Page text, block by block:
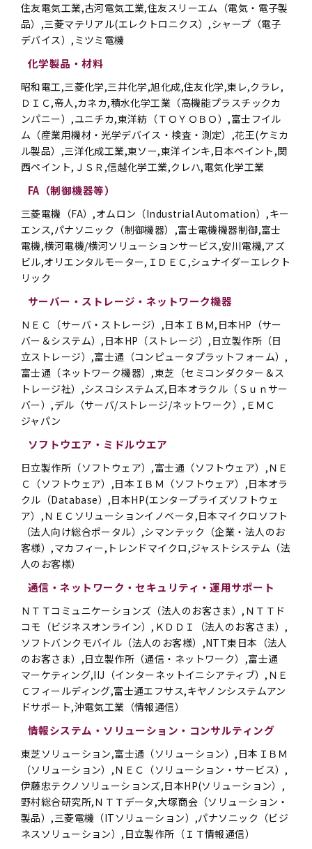
住友電気工業,古河電気工業,住友スリーエム（電気・電子製
品）,三菱マテリアル(エレクトロニクス）,シャープ（電子
デバイス）,ミツミ電機
化学製品・材料
昭和電工,三菱化学,三井化学,旭化成,住友化学,東レ,クラレ,
ＤＩＣ,帝人,カネカ,積水化学工業（高機能プラスチックカ
ンパニー）,ユニチカ,東洋紡（ＴＯＹＯＢＯ）,富士フイル
ム（産業用機材・光学デバイス・検査・測定）,花王(ケミカ
ル製品）,三洋化成工業,東ソー,東洋インキ,日本ペイント,関
西ペイント,ＪＳＲ,信越化学工業,クレハ,電気化学工業
FA（制御機器等）
三菱電機（FA）,オムロン（Industrial Automation）,キー
エンス,パナソニック（制御機器）,富士電機機器制御,富士
電機,横河電機/横河ソリューションサービス,安川電機,アズ
ビル,オリエンタルモーター,ＩＤＥＣ,シュナイダーエレクト
リック
サーバー・ストレージ・ネットワーク機器
ＮＥＣ（サーバ・ストレージ）,日本ＩＢＭ,日本HP（サー
バー＆システム）,日本HP（ストレージ）,日立製作所（日
立ストレージ）,富士通（コンピュータプラットフォーム）,
富士通（ネットワーク機器）,東芝（セミコンダクター＆ス
トレージ社）,シスコシステムズ,日本オラクル（Ｓｕｎサー
バー）,デル（サーバ/ストレージ/ネットワーク）,ＥＭＣ
ジャパン
ソフトウエア・ミドルウエア
日立製作所（ソフトウェア）,富士通（ソフトウェア）,ＮＥ
Ｃ（ソフトウェア）,日本ＩＢＭ（ソフトウェア）,日本オラ
クル（Database）,日本HP(エンタープライズソフトウェ
ア）,ＮＥＣソリューションイノベータ,日本マイクロソフト
（法人向け総合ポータル）,シマンテック（企業・法人のお
客様）,マカフィー,トレンドマイクロ,ジャストシステム（法
人のお客様）
通信・ネットワーク・セキュリティ・運用サポート
ＮＴＴコミュニケーションズ（法人のお客さま）,ＮＴＴド
コモ（ビジネスオンライン）,ＫＤＤＩ（法人のお客さま）,
ソフトバンクモバイル（法人のお客様）,NTT東日本（法人
のお客さま）,日立製作所（通信・ネットワーク）,富士通
マーケティング,IIJ（インターネットイニシアティブ）,ＮＥ
Ｃフィールディング,富士通エフサス,キヤノンシステムアン
ドサポート,沖電気工業（情報通信）
情報システム・ソリューション・コンサルティング
東芝ソリューション,富士通（ソリューション）,日本ＩＢＭ
（ソリューション）,ＮＥＣ（ソリューション・サービス）,
伊藤忠テクノソリューションズ,日本HP(ソリューション）,
野村総合研究所,ＮＴＴデータ,大塚商会（ソリューション・
製品）,三菱電機（ITソリューション）,パナソニック（ビジ
ネスソリューション）,日立製作所（ＩＴ情報通信）